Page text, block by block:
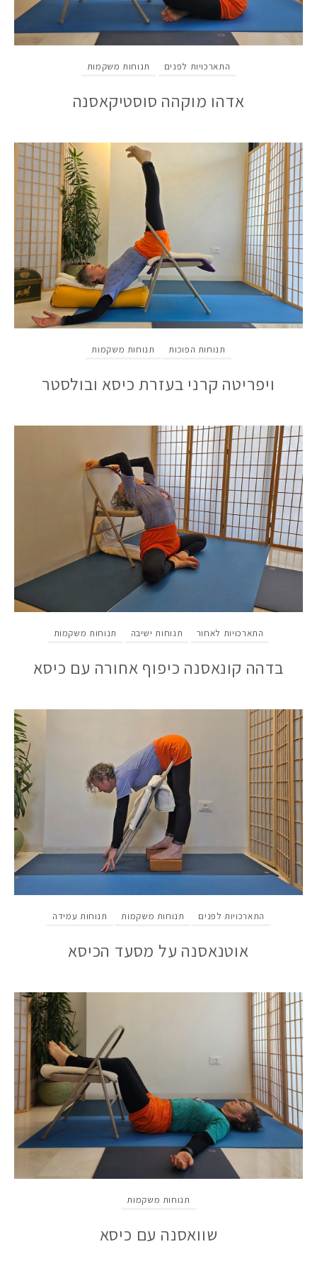
הוסף קו תחתון לקישורים
font_download סמן קישורים
לאפס
כל
האפשרויות
התארכויות לפנים תנוחות משקמות
אדהו מוקהה סוסטיקאסנה
תנוחות הפוכות תנוחות משקמות
ויפריטה קרני בעזרת כיסא ובולסטר
התארכויות לאחור תנוחות ישיבה תנוחות משקמות
בדהה קונאסנה כיפוף אחורה עם כיסא
התארכויות לפנים תנוחות משקמות תנוחות עמידה
אוטנאסנה על מסעד הכיסא
תנוחות משקמות
שוואסנה עם כיסא